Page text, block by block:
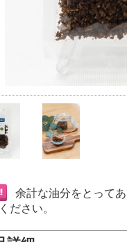
余計な油分をとって
ださい。